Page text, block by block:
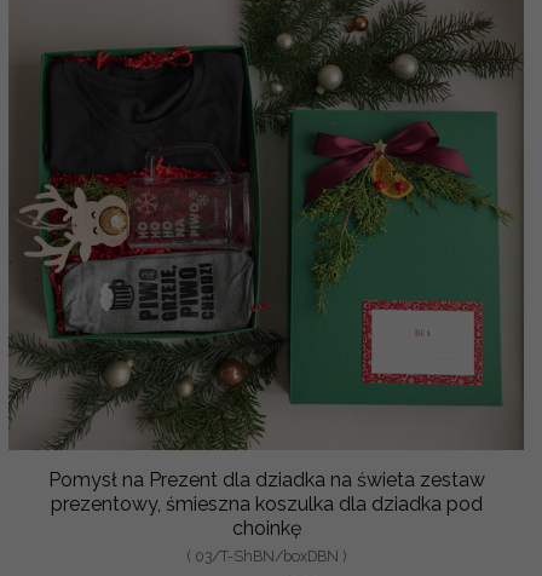
Pomysł na Prezent dla dziadka na świeta zestaw
prezentowy, śmieszna koszulka dla dziadka pod
choinkę
( 03/T-ShBN/boxDBN )